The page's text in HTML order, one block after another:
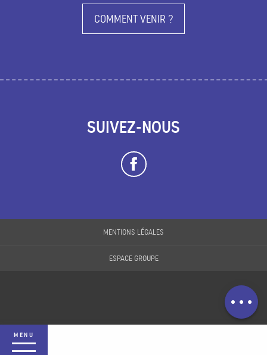
MENU
email
COMMENT VENIR ?
SUIVEZ-NOUS
MENTIONS LÉGALES
ESPACE GROUPE